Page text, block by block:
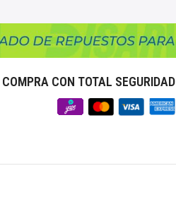
COMPRA CON TOTAL SEGURIDAD